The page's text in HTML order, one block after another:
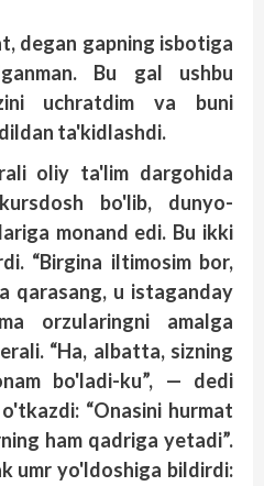
degan gapning isbotiga
Bu gal ushbu
uchratdim va buni
ta'kidlashdi.
oliy ta'lim dargohida
bo'lib, dunyo­
monand edi. Bu ikki
“Birgina iltimosim bor,
qarasang, u istaganday
orzularingni amalga
“Ha, albatta, sizning
bo'ladi-ku”, — dedi
“Onasini hurmat
ham qadriga yetadi”.
umr yo'ldoshiga bildirdi: